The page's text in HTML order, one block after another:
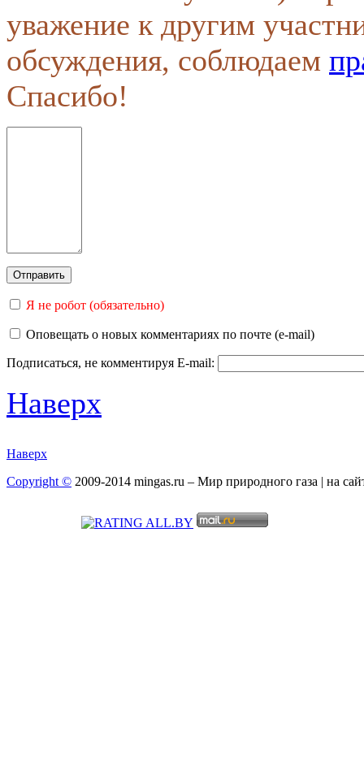
уважение к другим
обсуждения, соблюдаем
Спасибо!
Я не робот (обязательно)
Оповещать о новых комментариях по почте (e-mail)
Подписаться, не комментируя E-mail:
Наверх
Наверх
Copyright © 2009-2014 mingas.ru – Мир природного газа | на